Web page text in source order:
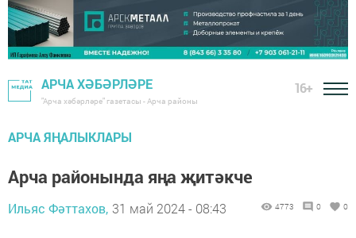
АРЧА ХӘБӘРЛӘРЕ
"Арча хәбәрләре" газетасы - Арча районы
16+
АРЧА ЯҢАЛЫКЛАРЫ
Арча районында яңа җитәкче
Ильяс Фәттахов, 31 май 2024 - 08:43 4773 0 0